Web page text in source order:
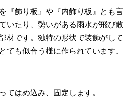
『飾り板』や『内飾り板』とも言
いたり、勢いがある雨水が飛び散
材です。独特の形状で装飾がして
ても似合う様に作られています。
てはめ込み、固定します。